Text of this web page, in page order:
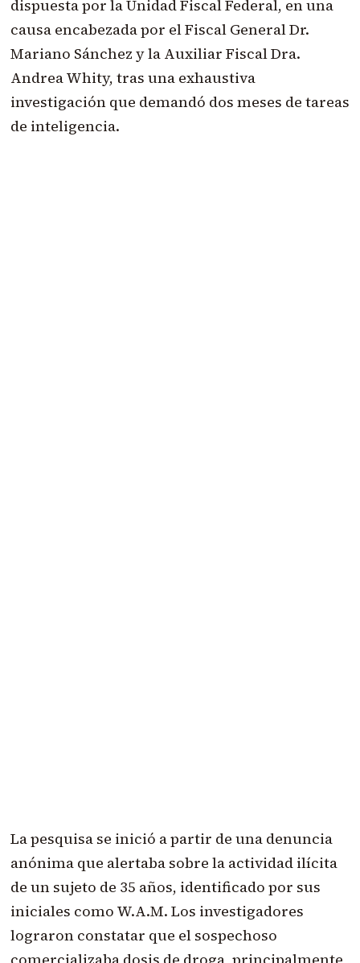
dispuesta por la Unidad Fiscal Federal, en una
causa encabezada por el Fiscal General Dr.
Mariano Sánchez y la Auxiliar Fiscal Dra.
Andrea Whity, tras una exhaustiva
investigación que demandó dos meses de tareas
de inteligencia.
La pesquisa se inició a partir de una denuncia
anónima que alertaba sobre la actividad ilícita
de un sujeto de 35 años, identificado por sus
iniciales como W.A.M. Los investigadores
lograron constatar que el sospechoso